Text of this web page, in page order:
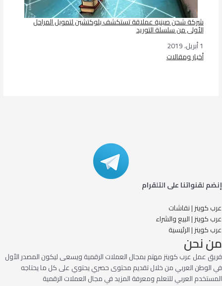
شركة شحن صينية عملاقة تستكشف بلوكتشين لتمويل المراحل
الأولى من سلسلة التوريد
التاريخ1 أبريل، 2019
في ما يتعلق بما يأتي
أخبار ومقالات
إنضم لقنواتنا على التلقرام
عرب كوينز | نقاشات
عرب كوينز | البيع والشراء
عرب كوينز | الرئيسية
من نحن
فريق عمل عرب كوينز مهتم بمجال العملات الرقمية ويسعى ليكون المصدر الأول
في الوطن العربي من خلال تقديم محتوى حصري يحتوي على كل ما يحتاجه
المستخدم العربي للتعلم ومعرفة المزيد في مجال العملات الرقمية